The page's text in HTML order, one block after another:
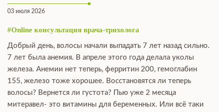
03 июля 2026
#Online консультация врача-трихолога
Добрый день, волосы начали выпадать 7 лет назад сильно.
7 лет была анемия. В апреле этого года делала уколы
железа. Анемии нет теперь, ферритин 200, гемоглабин
155, железо тоже хорошее. Восстановятся ли теперь
волосы? Вернется ли густота? Пью уже 2 месяца
митеравел- это витамины для беременных. Или всё таки